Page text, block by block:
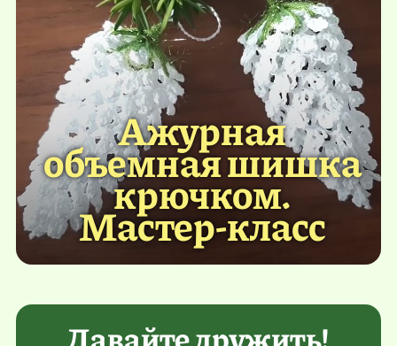
Ажурная
объемная шишка
крючком.
Мастер-класс